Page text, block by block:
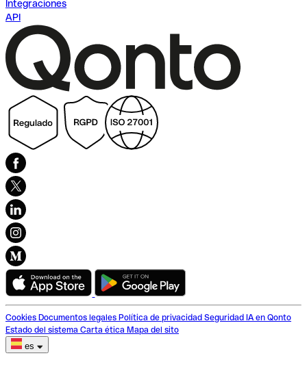
Integraciones
API
Cookies Documentos legales Política de privacidad Seguridad IA en Qonto
Estado del sistema Carta ética Mapa del sito
es